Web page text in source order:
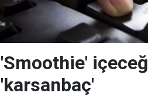
'Smoothie'
'karsanbaç'